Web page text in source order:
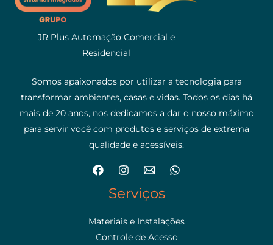
JR Plus Automação Comercial e
Residencial
Somos apaixonados por utilizar a tecnologia para
transformar ambientes, casas e vidas. Todos os dias há
mais de 20 anos, nos dedicamos a dar o nosso máximo
para servir você com produtos e serviços de extrema
qualidade e acessíveis.
Serviços
Materiais e Instalações
Controle de Acesso